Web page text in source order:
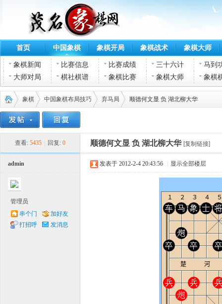
首页 中国象棋 象棋开局 象棋战术 象棋大师
象棋新闻 比赛信息 比赛成绩 三十六计
马到
大师对局
棋社棋谱 象棋比赛 象棋大师 象棋
象棋
›
中国象棋布局技巧
›
弃马局
›
顺德何文显 负 湖北柳大华
查看: 5435 回复: 0 顺德何文显 负 湖北柳大华 [复制链接]
admin
管理员
串个门
加好友
打招呼
发消息
发表于 2012-2-4 20:43:56 显示全部楼层